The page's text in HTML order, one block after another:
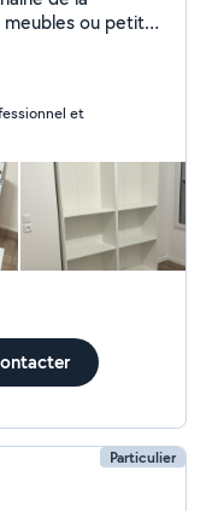
ou petite
service !
et
Particulier